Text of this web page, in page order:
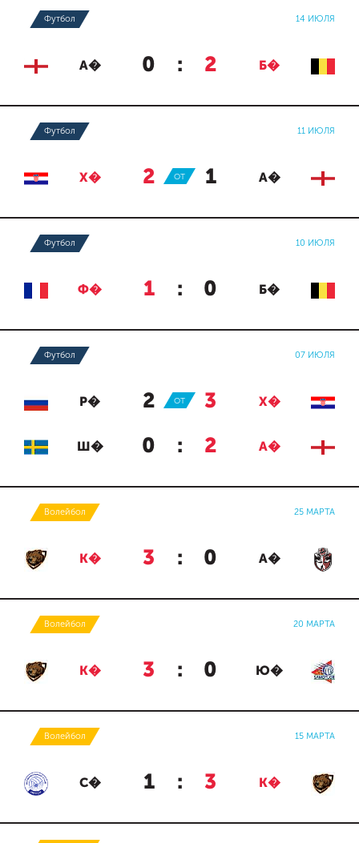
Футбол 14 ИЮЛЯ
А� 0 : 2 Б�
Футбол 11 ИЮЛЯ
Х� 2 : 1 А�
ОТ
Футбол 10 ИЮЛЯ
Ф� 1 : 0 Б�
Футбол 07 ИЮЛЯ
Р� 2 : 3 Х�
ОТ
Ш� 0 : 2 А�
Волейбол 25 МАРТА
К� 3 : 0 А�
Волейбол 20 МАРТА
К� 3 : 0 Ю�
Волейбол 15 МАРТА
С� 1 : 3 К�